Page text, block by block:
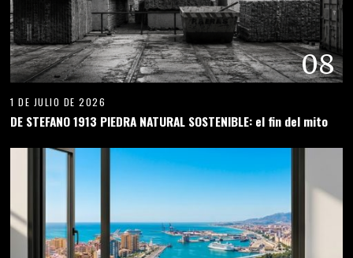
08
1 DE JULIO DE 2026
DE STEFANO 1913 PIEDRA NATURAL SOSTENIBLE: el fin del mito